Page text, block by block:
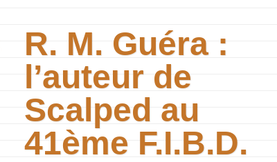
R. M. Guéra :
l’auteur de
Scalped au
41ème F.I.B.D.